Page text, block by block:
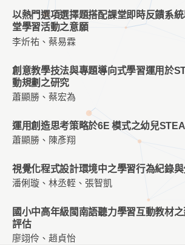
以熱門選項選擇題搭配課堂即時反饋系
堂學習活動之意願
李炘祐、蔡易霖
創意教學技法與專題導向式學習運用於
動規劃之研究
蕭顯勝、蔡宏為
運用創造思考策略於6E 模式之幼兒
蕭顯勝、陳彥翔
視覺化程式設計環境中之學習行為紀錄
潘俐璇、林丞輊、張智凱
國小中高年級閩南語聽力學習互動教材
評估
廖翊伶、趙貞怡